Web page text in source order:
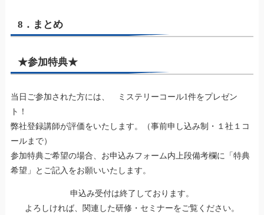
8．まとめ
★参加特典★
当日ご参加された方には、 ミステリーコール1件をプレゼン
ト！
弊社登録講師が評価をいたします。（事前申し込み制・１社１コ
ールまで）
参加特典ご希望の場合、お申込みフォーム内上段備考欄に「特典
希望」とご記入をお願いいたします。
申込み受付は終了しております。
よろしければ、関連した研修・セミナーをご覧ください。